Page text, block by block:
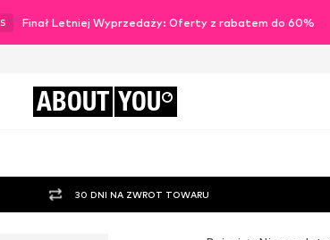
S Finał Letniej Wyprzedaży: Oferty z rabatem do 60%
ABOUT YOU
30 DNI NA ZWROT TOWARU